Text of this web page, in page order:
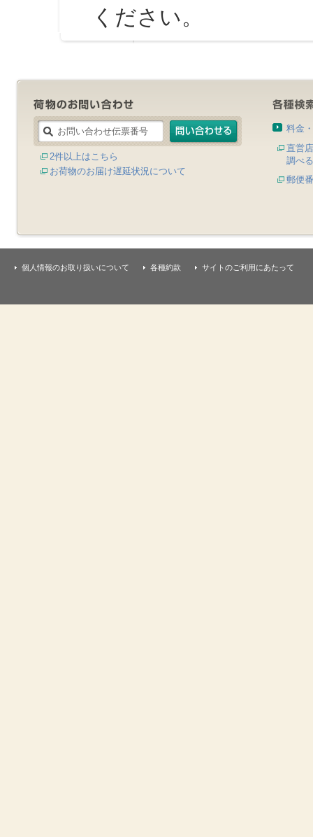
ください。
2件以上はこちら
お荷物のお届け遅延状況について
料金
直営
調べる
郵便
個人情報のお取り扱いについて 各種約款 サイトのご利用にあたって